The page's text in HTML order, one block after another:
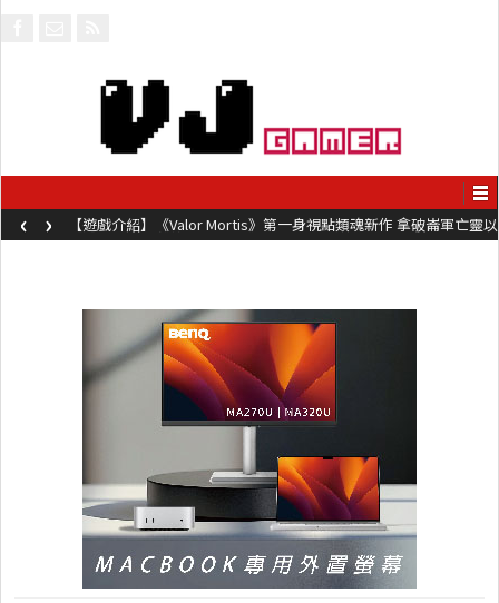
【遊戲介紹】《Valor Mortis》第一身視點類魂新作 拿破崙軍亡靈以
槍械劍與魔法殺敵
‹ ›